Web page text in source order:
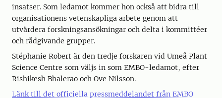
insatser. Som ledamot kommer hon också att bidra till
organisationens vetenskapliga arbete genom att
utvärdera forskningsansökningar och delta i kommittéer
och rådgivande grupper.
Stéphanie Robert är den tredje forskaren vid Umeå Plant
Science Centre som väljs in som EMBO-ledamot, efter
Rishikesh Bhalerao och Ove Nilsson.
Länk till det officiella pressmeddelandet från EMBO